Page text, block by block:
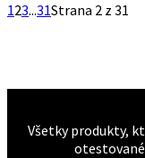
123...31Strana 2 z 31
Všetky produkty,